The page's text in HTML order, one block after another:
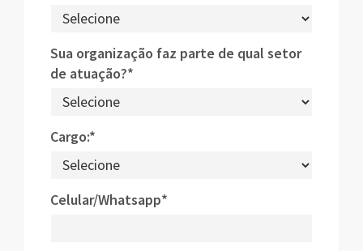
Sua organização faz parte de qual setor
de atuação?*
Cargo:*
Celular/Whatsapp*